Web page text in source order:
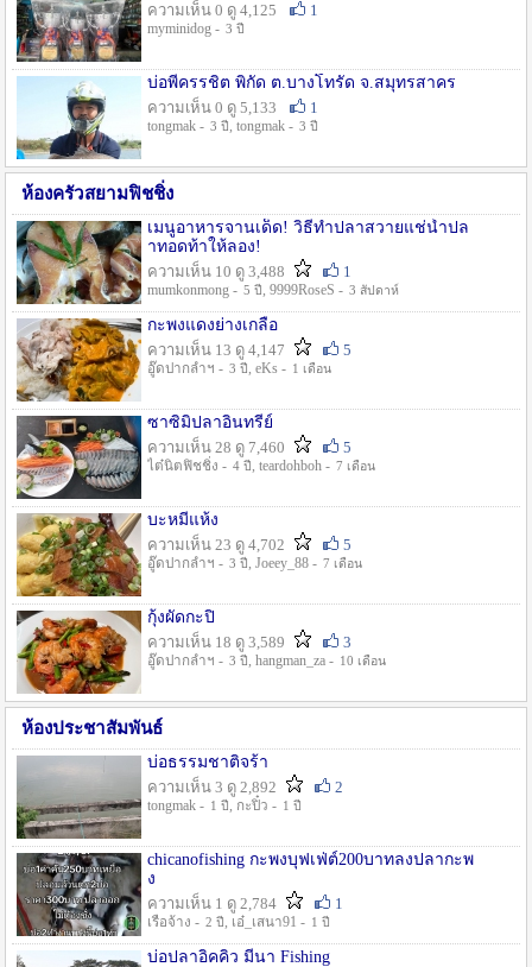
ความเห็น 0 ดู 4,125
1
myminidog - 3 ปี
บ่อพี่ครรชิต พิกัด ต.บางโทรัด จ.สมุทรสาคร
ความเห็น 0 ดู 5,133
1
tongmak - 3 ปี , tongmak - 3 ปี
ห้องครัวสยามฟิชชิ่ง
เมนูอาหารจานเด็ด! วิธีทำปลาสวายแช่น้ำปล
าทอดท้าให้ลอง!
ความเห็น 10 ดู 3,488
1
mumkonmong - 5 ปี , 9999RoseS - 3 สัปดาห์
กะพงแดงย่างเกลือ
ความเห็น 13 ดู 4,147
5
อู๊ดปากลำฯ - 3 ปี , eKs - 1 เดือน
ซาซิมิปลาอินทรีย์
ความเห็น 28 ดู 7,460
5
ไต๋นิตฟิชชิ่ง - 4 ปี , teardohboh - 7 เดือน
บะหมี่แห้ง
ความเห็น 23 ดู 4,702
5
อู๊ดปากลำฯ - 3 ปี , Joeey_88 - 7 เดือน
กุ้งผัดกะปิ
ความเห็น 18 ดู 3,589
3
อู๊ดปากลำฯ - 3 ปี , hangman_za - 10 เดือน
ห้องประชาสัมพันธ์
บ่อธรรมชาติจร้า
ความเห็น 3 ดู 2,892
2
tongmak - 1 ปี , กะปิ๋ว - 1 ปี
chicanofishing กะพงบุฟเฟ่ต์200บาทลงปลากะพ
ง
ความเห็น 1 ดู 2,784
1
เรือจ้าง - 2 ปี , เอ๋_เสนา91 - 1 ปี
บ่อปลาอิคคิว มีนา Fishing